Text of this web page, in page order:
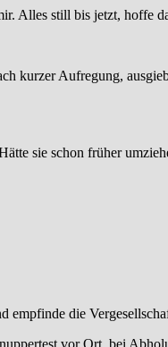
Alles still bis jetzt, hoffe
kurzer Aufregung,
sie schon früher
empfinde die
vor Ort, bei